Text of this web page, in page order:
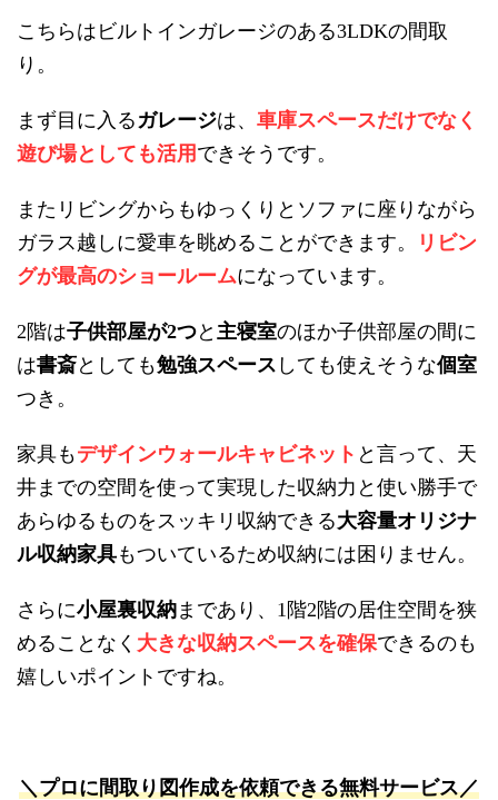
こちらはビルトインガレージのある3LDKの間取
り。
まず目に入るガレージは、 車庫スペースだけでなく
遊び場としても活用できそうです。
またリビングからもゆっくりとソファに座りながら
ガラス越しに愛車を眺めることができます。
リビン
グが最高のショールームになっています。
2階は子供部屋が2つと 主寝室のほか子供部屋の間に
は書斎としても勉強スペース しても使えそうな個室
つき。
家具もデザインウォールキャビネット と言って、天
井までの空間を使って実現した収納力と使い勝手で
あらゆるものをスッキリ収納できる大容量オリジナ
ル収納家具もついているため収納には困りません。
さらに小屋裏収納まであり、 1 階2階の居住空間を狭
めることなく 大きな収納スペースを確保できるのも
嬉しいポイントですね。
＼プロに間取り図作成を依頼できる無料サービス／